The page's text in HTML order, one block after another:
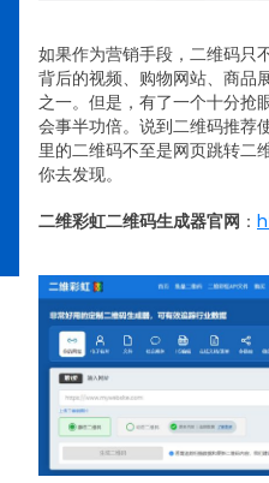
如果作为营销手段，二维码只
背后的视频、购物网站、商品
之一。但是，有了一个十分抢
会事半功倍。说到二维码推荐
里的二维码不至是网页跳转二
你去发现。
二维彩虹二维码生成器官网 ：